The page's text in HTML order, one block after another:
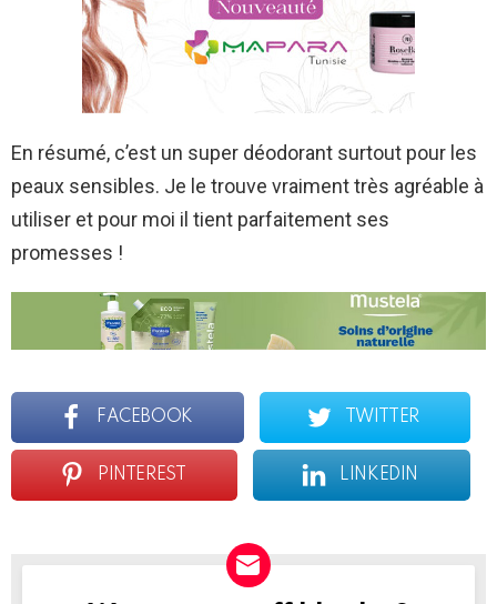
En résumé, c’est un super déodorant surtout pour les
peaux sensibles. Je le trouve vraiment très agréable à
utiliser et pour moi il tient parfaitement ses
promesses !
FACEBOOK TWITTER
PINTEREST LINKEDIN